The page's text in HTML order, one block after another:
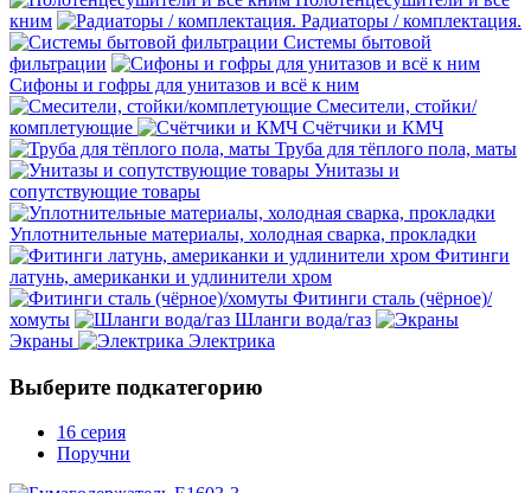
кним
Радиаторы / комплектация.
Системы бытовой
фильтрации
Сифоны и гофры для унитазов и всё к ним
Смесители, стойки/
комплетующие
Счётчики и КМЧ
Труба для тёплого пола, маты
Унитазы и
сопутствующие товары
Уплотнительные материалы, холодная сварка, прокладки
Фитинги
латунь, американки и удлинители хром
Фитинги сталь (чёрное)/
хомуты
Шланги вода/газ
Экраны
Электрика
Выберите подкатегорию
16 серия
Поручни